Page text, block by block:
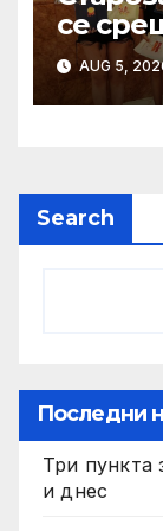
се
AUG 5,
Search
Последни
Три пункта
и днес